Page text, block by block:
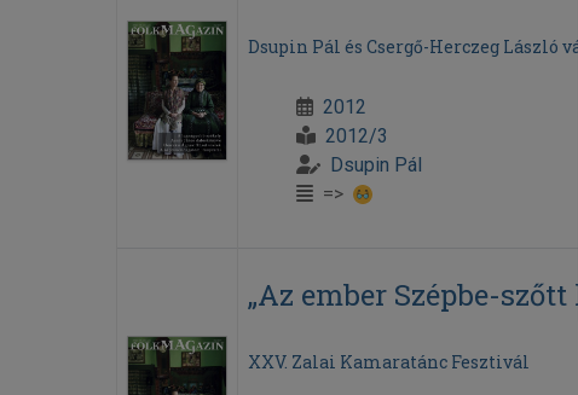
Dsupin Pál és Csergő-Herczeg László
2012
2012/3
Dsupin Pál
=>
„Az ember Szépbe-szőtt
XXV. Zalai Kamaratánc Fesztivál